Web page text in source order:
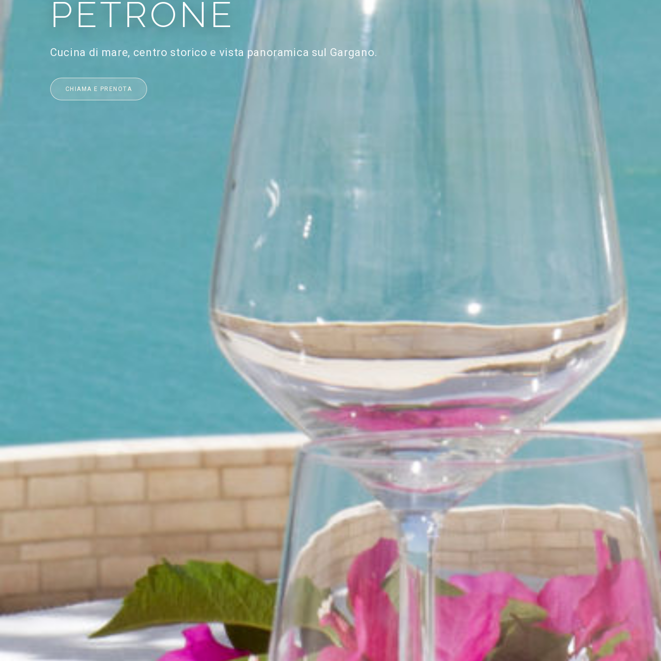
PETRONE
Cucina di mare, centro storico e vista panoramica sul Gargano.
CHIAMA E PRENOTA